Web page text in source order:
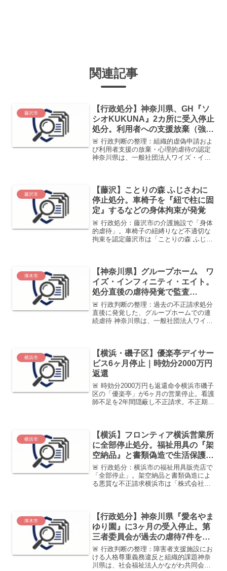
関連記事
藤沢市
【行政処分】神奈川県、GH『ソ
シオKUKUNA』2カ所に受入停止
処分。利用者への支援放棄（強制
退去）と組織的虚偽申請を認定
🚨 行政判断の整理：組織的虚偽申請およ
び利用者支援の放棄・心理的虐待の認定
神奈川県は、一般社団法人ワイズ・イン
定の一部効力停止処...
藤沢市
【藤沢】ことりの森 ふじさわに
停止処分。車椅子を『紐で柱に固
定』するなどの身体拘束が発覚
🚨 行政処分：藤沢市の介護施設で「身体
的虐待」。車椅子の紐縛りなど不適切な
拘束を認定藤沢市は「ことりの森 ふじさ
続きを経ない身体...
厚木市
【神奈川県】グループホーム ワ
イズ・インフィニティ・エイト。
処分直後の虐待発覚で監査
（2026年3月）
🚨 行政判断の整理：過去の不正請求処分
直後に発覚した、グループホームでの連
続虐待 神奈川県は、一般社団法人ワイ
など計4件の虐待事案...
横浜市
【横浜・磯子区】優楽亭デイサー
ビス6ヶ月停止｜時効分2000万円
返還
🚨 時効分2000万円も返還命令横浜市磯子
区の「優楽亭」が6ヶ月の営業停止。看護
師不足を2年間隠蔽し不正請求。不正期間
（停...
横浜市
【横浜】フロンティア横浜営業所
に全部停止処分。福祉用具の『架
空納品』と書類偽造で生活保護費
も不正受給
🚨 行政処分：横浜市の福祉用具販売店で
「全部停止」。架空納品と書類偽造によ
る悪質な不正請求横浜市は「株式会社フ
を偽造して介護保険給...
厚木市
【行政処分】神奈川県『愛名やま
ゆり園』に3ヶ月の受入停止。第
三者委員会が過去の虐待7件を指
摘
🚨 行政判断の整理：障害者支援施設にお
ける人格尊重義務違反と組織的課題神奈
川県は、社会福祉法人かながわ共同会が